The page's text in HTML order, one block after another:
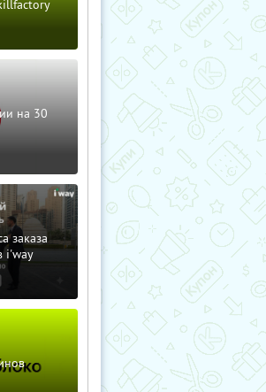
на 30
заказа
i'way